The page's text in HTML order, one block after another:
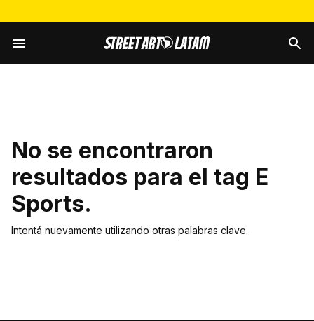
No se encontraron
resultados para el tag E
Sports.
Intentá nuevamente utilizando otras palabras clave.